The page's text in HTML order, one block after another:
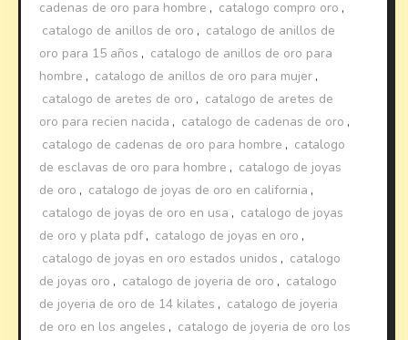
cadenas de oro para hombre , catalogo compro oro ,
catalogo de anillos de oro , catalogo de anillos de
oro para 15 años , catalogo de anillos de oro para
hombre , catalogo de anillos de oro para mujer ,
catalogo de aretes de oro , catalogo de aretes de
oro para recien nacida , catalogo de cadenas de oro ,
catalogo de cadenas de oro para hombre , catalogo
de esclavas de oro para hombre , catalogo de joyas
de oro , catalogo de joyas de oro en california ,
catalogo de joyas de oro en usa , catalogo de joyas
de oro y plata pdf , catalogo de joyas en oro ,
catalogo de joyas en oro estados unidos , catalogo
de joyas oro , catalogo de joyeria de oro , catalogo
de joyeria de oro de 14 kilates , catalogo de joyeria
de oro en los angeles , catalogo de joyeria de oro los